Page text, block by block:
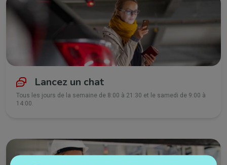
Lancez un chat
Tous les jours de la semaine de 8:00 à 21:30 et le samedi de 9:00 à
14:00.